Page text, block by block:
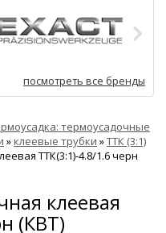
посмотреть все бренды
термоусадочные
»клеевые трубки »ТТК (3:1)
ТТК(3:1)-4.8/1.6 черн
клеевая
(КВТ)